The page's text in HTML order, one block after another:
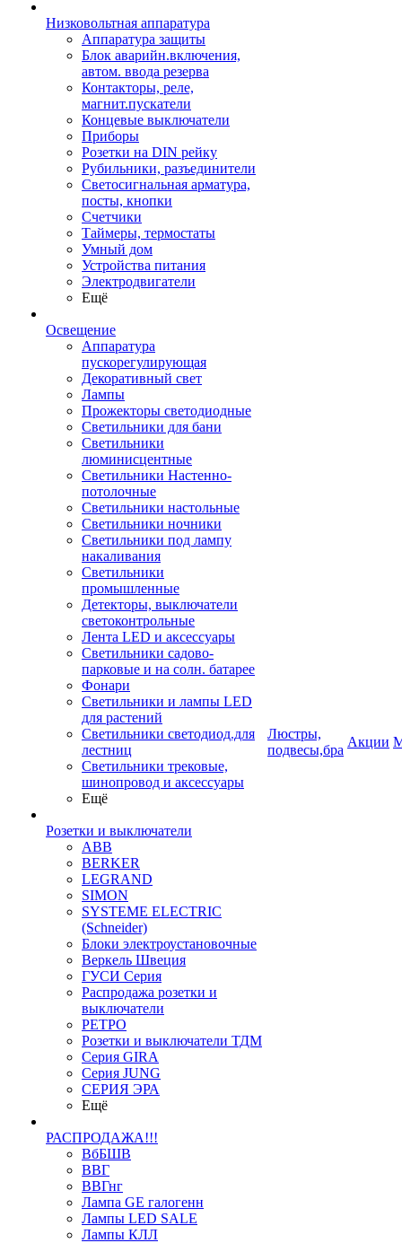
Низковольтная аппаратура
Аппаратура защиты
Блок аварийн.включения,
автом. ввода резерва
Контакторы, реле,
магнит.пускатели
Концевые выключатели
Приборы
Розетки на DIN рейку
Рубильники, разъединители
Светосигнальная арматура,
посты, кнопки
Счетчики
Таймеры, термостаты
Умный дом
Устройства питания
Электродвигатели
Ещё
Освещение
Аппаратура
пускорегулирующая
Декоративный свет
Лампы
Прожекторы светодиодные
Светильники для бани
Светильники
люминисцентные
Светильники Настенно-
потолочные
Светильники настольные
Светильники ночники
Светильники под лампу
накаливания
Светильники
промышленные
Детекторы, выключатели
светоконтрольные
Лента LED и аксессуары
Светильники садово-
парковые и на солн. батарее
Фонари
Светильники и лампы LED
для растений
Светильники светодиод.для
лестниц
Светильники трековые,
шинопровод и аксессуары
Ещё
Розетки и выключатели
ABB
BERKER
LEGRAND
SIMON
SYSTEME ELECTRIC
(Schneider)
Блоки электроустановочные
Веркель Швеция
ГУСИ Серия
Распродажа розетки и
выключатели
РЕТРО
Розетки и выключатели ТДМ
Серия GIRA
Серия JUNG
СЕРИЯ ЭРА
Ещё
РАСПРОДАЖА!!!
ВбБШВ
ВВГ
ВВГнг
Лампа GE галогенн
Лампы LED SALE
Лампы КЛЛ
Люстры,
подвесы,бра
Акции